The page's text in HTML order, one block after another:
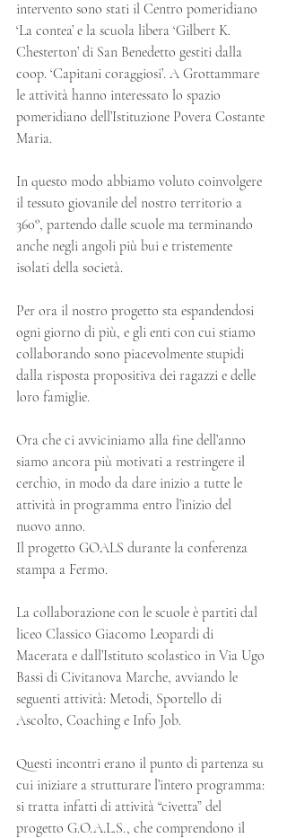
intervento sono stati il Centro pomeridiano
‘La contea’ e la scuola libera ‘Gilbert K.
Chesterton’ di San Benedetto gestiti dalla
coop. ‘Capitani coraggiosi’. A Grottammare
le attività hanno interessato lo spazio
pomeridiano dell’Istituzione Povera Costante
Maria.
In questo modo abbiamo voluto coinvolgere
il tessuto giovanile del nostro territorio a
360°, partendo dalle scuole ma terminando
anche negli angoli più bui e tristemente
isolati della società.
Per ora il nostro progetto sta espandendosi
ogni giorno di più, e gli enti con cui stiamo
collaborando sono piacevolmente stupidi
dalla risposta propositiva dei ragazzi e delle
loro famiglie.
Ora che ci avviciniamo alla fine dell’anno
siamo ancora più motivati a restringere il
cerchio, in modo da dare inizio a tutte le
attività in programma entro l’inizio del
nuovo anno.
Il progetto GOALS durante la conferenza
stampa a Fermo.
La collaborazione con le scuole è partiti dal
liceo Classico Giacomo Leopardi di
Macerata e dall’Istituto scolastico in Via Ugo
Bassi di Civitanova Marche, avviando le
seguenti attività: Metodi, Sportello di
Ascolto, Coaching e Info Job.
Questi incontri erano il punto di partenza su
cui iniziare a strutturare l’intero programma:
si tratta infatti di attività “civetta” del
progetto G.O.A.L.S., che comprendono il